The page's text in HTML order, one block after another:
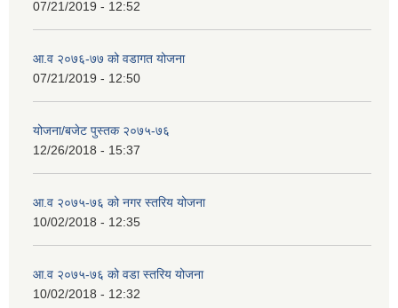
07/21/2019 - 12:52
आ.व २०७६-७७ को वडागत योजना
07/21/2019 - 12:50
योजना/बजेट पुस्तक २०७५-७६
12/26/2018 - 15:37
आ.व २०७५-७६ को नगर स्तरिय योजना
10/02/2018 - 12:35
आ.व २०७५-७६ को वडा स्तरिय योजना
10/02/2018 - 12:32